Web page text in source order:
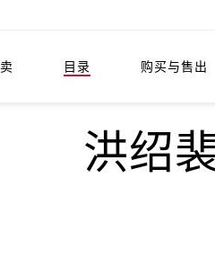
目录 购买与售出
洪绍